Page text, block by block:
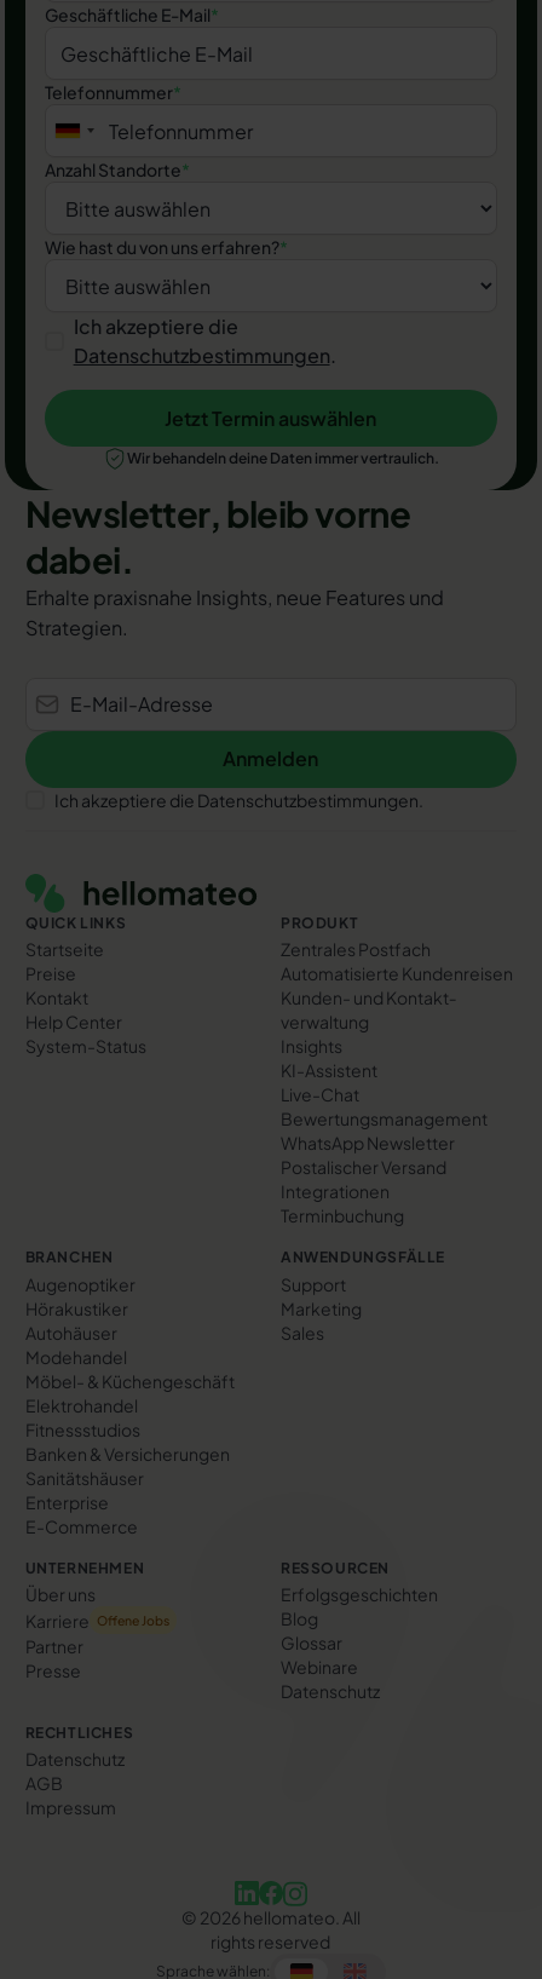
Geschäftliche E-Mail*
Telefonnummer*
Anzahl Standorte*
Wie hast du von uns erfahren?*
Ich akzeptiere die
Datenschutzbestimmungen.
Jetzt Termin auswählen
Jetzt Termin auswählen
Wir behandeln deine Daten immer vertraulich.
Newsletter, bleib vorne
dabei.
Erhalte praxisnahe Insights, neue Features und
Strategien.
Anmelden
Anmelden
Ich akzeptiere die Datenschutzbestimmungen.
QUICK LINKS
Startseite
Preise
Kontakt
Help Center
System-Status
PRODUKT
Zentrales Postfach
Automatisierte Kundenreisen
Kunden- und Kontakt­
verwaltung
Insights
KI-Assistent
Live-Chat
Bewertungs­management
WhatsApp Newsletter
Postalischer Versand
Integrationen
Terminbuchung
BRANCHEN
Augenoptiker
Hörakustiker
Autohäuser
Modehandel
Möbel- & Küchengeschäft
Elektrohandel
Fitnessstudios
Banken & Versicherungen
Sanitätshäuser
Enterprise
E-Commerce
ANWENDUNGSFÄLLE
Support
Marketing
Sales
UNTERNEHMEN
Über uns
Karriere
Offene Jobs
Partner
Presse
RESSOURCEN
Erfolgs­geschichten
Blog
Glossar
Webinare
Datenschutz
RECHTLICHES
Datenschutz
AGB
Impressum
© 2026 hellomateo. All
rights reserved
Sprache wählen: